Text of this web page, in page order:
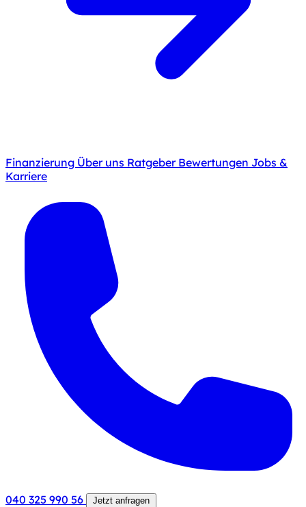
Finanzierung Über uns Ratgeber Bewertungen Jobs &
Karriere
040 325 990 56